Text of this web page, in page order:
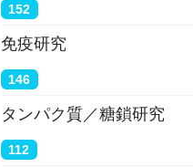
152
免疫研究
146
タンパク質／糖鎖研究
112